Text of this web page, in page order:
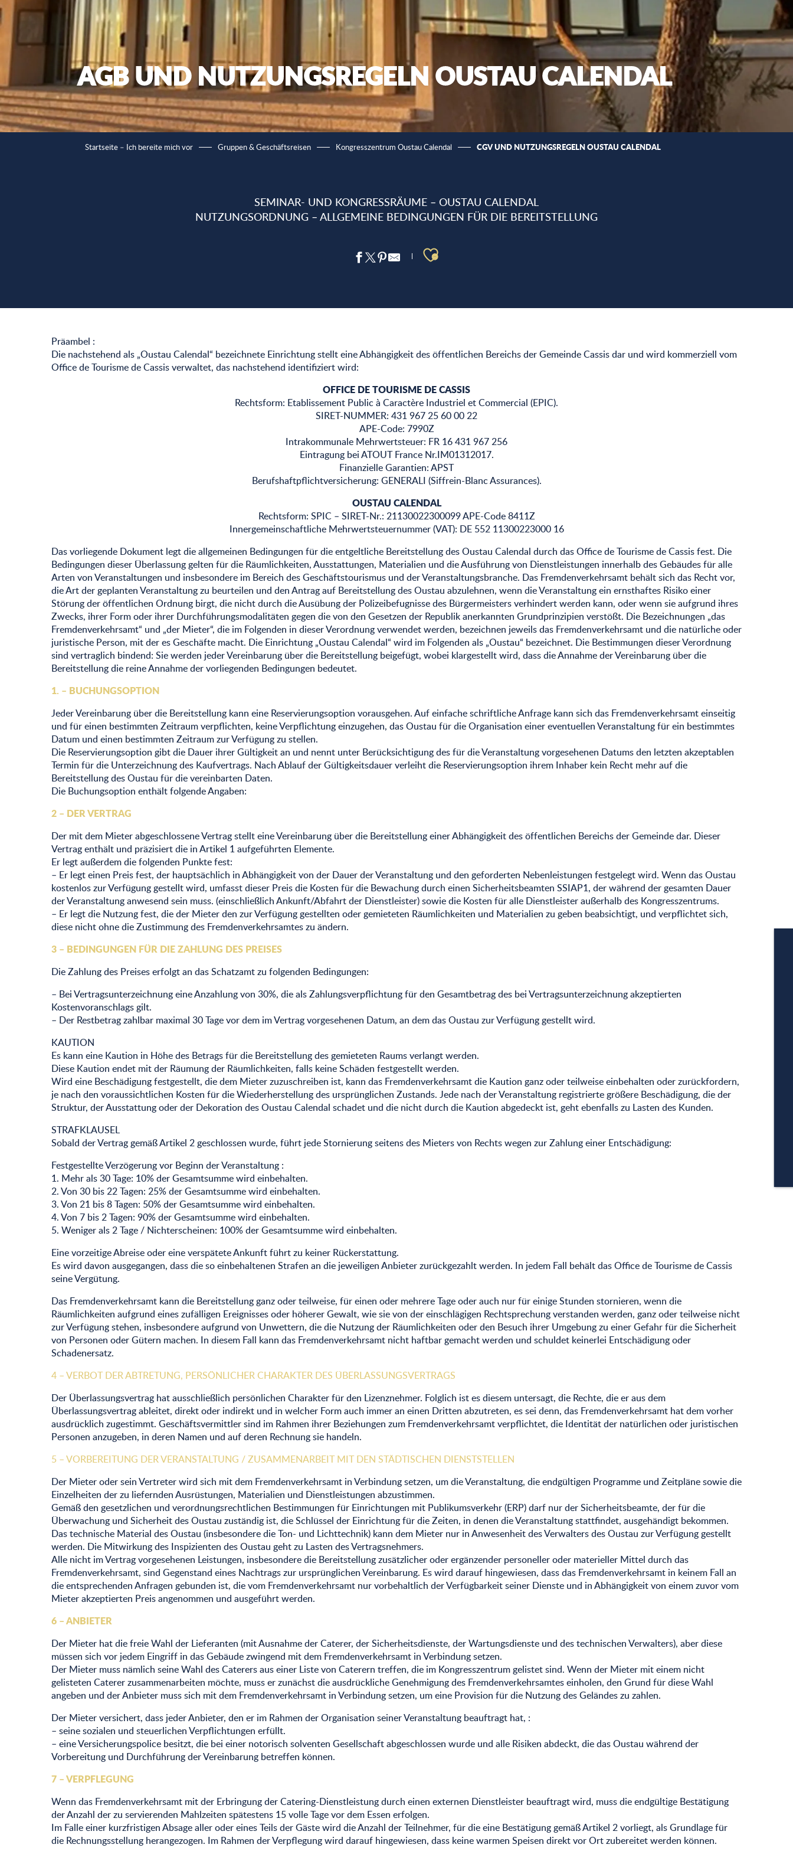
AGB UND NUTZUNGSREGELN OUSTAU CALENDAL
Startseite – Ich bereite mich vor Gruppen & Geschäftsreisen Kongresszentrum Oustau Calendal CGV UND NUTZUNGSREGELN OUSTAU CALENDAL
SEMINAR- UND KONGRESSRÄUME – OUSTAU CALENDAL
NUTZUNGSORDNUNG – ALLGEMEINE BEDINGUNGEN FÜR DIE BEREITSTELLUNG
Ajouter aux favoris
Präambel :
Die nachstehend als „Oustau Calendal“ bezeichnete Einrichtung stellt eine Abhängigkeit des öffentlichen Bereichs der Gemeinde Cassis dar und wird kommerziell vom
Office de Tourisme de Cassis verwaltet, das nachstehend identifiziert wird:
OFFICE DE TOURISME DE CASSIS
Rechtsform: Etablissement Public à Caractère Industriel et Commercial (EPIC).
SIRET-NUMMER: 431 967 25 60 00 22
APE-Code: 7990Z
Intrakommunale Mehrwertsteuer: FR 16 431 967 256
Eintragung bei ATOUT France Nr.IM01312017.
Finanzielle Garantien: APST
Berufshaftpflichtversicherung: GENERALI (Siffrein-Blanc Assurances).
OUSTAU CALENDAL
Rechtsform: SPIC – SIRET-Nr.: 21130022300099 APE-Code 8411Z
Innergemeinschaftliche Mehrwertsteuernummer (VAT): DE 552 11300223000 16
Das vorliegende Dokument legt die allgemeinen Bedingungen für die entgeltliche Bereitstellung des Oustau Calendal durch das Office de Tourisme de Cassis fest. Die
Bedingungen dieser Überlassung gelten für die Räumlichkeiten, Ausstattungen, Materialien und die Ausführung von Dienstleistungen innerhalb des Gebäudes für alle
Arten von Veranstaltungen und insbesondere im Bereich des Geschäftstourismus und der Veranstaltungsbranche. Das Fremdenverkehrsamt behält sich das Recht vor,
die Art der geplanten Veranstaltung zu beurteilen und den Antrag auf Bereitstellung des Oustau abzulehnen, wenn die Veranstaltung ein ernsthaftes Risiko einer
Störung der öffentlichen Ordnung birgt, die nicht durch die Ausübung der Polizeibefugnisse des Bürgermeisters verhindert werden kann, oder wenn sie aufgrund ihres
Zwecks, ihrer Form oder ihrer Durchführungsmodalitäten gegen die von den Gesetzen der Republik anerkannten Grundprinzipien verstößt. Die Bezeichnungen „das
Fremdenverkehrsamt“ und „der Mieter“, die im Folgenden in dieser Verordnung verwendet werden, bezeichnen jeweils das Fremdenverkehrsamt und die natürliche oder
juristische Person, mit der es Geschäfte macht. Die Einrichtung „Oustau Calendal“ wird im Folgenden als „Oustau“ bezeichnet. Die Bestimmungen dieser Verordnung
sind vertraglich bindend: Sie werden jeder Vereinbarung über die Bereitstellung beigefügt, wobei klargestellt wird, dass die Annahme der Vereinbarung über die
Bereitstellung die reine Annahme der vorliegenden Bedingungen bedeutet.
1. – BUCHUNGSOPTION
Jeder Vereinbarung über die Bereitstellung kann eine Reservierungsoption vorausgehen. Auf einfache schriftliche Anfrage kann sich das Fremdenverkehrsamt einseitig
und für einen bestimmten Zeitraum verpflichten, keine Verpflichtung einzugehen, das Oustau für die Organisation einer eventuellen Veranstaltung für ein bestimmtes
Datum und einen bestimmten Zeitraum zur Verfügung zu stellen.
Die Reservierungsoption gibt die Dauer ihrer Gültigkeit an und nennt unter Berücksichtigung des für die Veranstaltung vorgesehenen Datums den letzten akzeptablen
Termin für die Unterzeichnung des Kaufvertrags. Nach Ablauf der Gültigkeitsdauer verleiht die Reservierungsoption ihrem Inhaber kein Recht mehr auf die
Bereitstellung des Oustau für die vereinbarten Daten.
Die Buchungsoption enthält folgende Angaben:
2 – DER VERTRAG
Der mit dem Mieter abgeschlossene Vertrag stellt eine Vereinbarung über die Bereitstellung einer Abhängigkeit des öffentlichen Bereichs der Gemeinde dar. Dieser
Vertrag enthält und präzisiert die in Artikel 1 aufgeführten Elemente.
Er legt außerdem die folgenden Punkte fest:
– Er legt einen Preis fest, der hauptsächlich in Abhängigkeit von der Dauer der Veranstaltung und den geforderten Nebenleistungen festgelegt wird. Wenn das Oustau
kostenlos zur Verfügung gestellt wird, umfasst dieser Preis die Kosten für die Bewachung durch einen Sicherheitsbeamten SSIAP1, der während der gesamten Dauer
der Veranstaltung anwesend sein muss. (einschließlich Ankunft/Abfahrt der Dienstleister) sowie die Kosten für alle Dienstleister außerhalb des Kongresszentrums.
– Er legt die Nutzung fest, die der Mieter den zur Verfügung gestellten oder gemieteten Räumlichkeiten und Materialien zu geben beabsichtigt, und verpflichtet sich,
diese nicht ohne die Zustimmung des Fremdenverkehrsamtes zu ändern.
3 – BEDINGUNGEN FÜR DIE ZAHLUNG DES PREISES
Die Zahlung des Preises erfolgt an das Schatzamt zu folgenden Bedingungen:
– Bei Vertragsunterzeichnung eine Anzahlung von 30%, die als Zahlungsverpflichtung für den Gesamtbetrag des bei Vertragsunterzeichnung akzeptierten
Kostenvoranschlags gilt.
– Der Restbetrag zahlbar maximal 30 Tage vor dem im Vertrag vorgesehenen Datum, an dem das Oustau zur Verfügung gestellt wird.
KAUTION
Es kann eine Kaution in Höhe des Betrags für die Bereitstellung des gemieteten Raums verlangt werden.
Diese Kaution endet mit der Räumung der Räumlichkeiten, falls keine Schäden festgestellt werden.
Wird eine Beschädigung festgestellt, die dem Mieter zuzuschreiben ist, kann das Fremdenverkehrsamt die Kaution ganz oder teilweise einbehalten oder zurückfordern,
je nach den voraussichtlichen Kosten für die Wiederherstellung des ursprünglichen Zustands. Jede nach der Veranstaltung registrierte größere Beschädigung, die der
Struktur, der Ausstattung oder der Dekoration des Oustau Calendal schadet und die nicht durch die Kaution abgedeckt ist, geht ebenfalls zu Lasten des Kunden.
STRAFKLAUSEL
Sobald der Vertrag gemäß Artikel 2 geschlossen wurde, führt jede Stornierung seitens des Mieters von Rechts wegen zur Zahlung einer Entschädigung:
Festgestellte Verzögerung vor Beginn der Veranstaltung :
1. Mehr als 30 Tage: 10% der Gesamtsumme wird einbehalten.
2. Von 30 bis 22 Tagen: 25% der Gesamtsumme wird einbehalten.
3. Von 21 bis 8 Tagen: 50% der Gesamtsumme wird einbehalten.
4. Von 7 bis 2 Tagen: 90% der Gesamtsumme wird einbehalten.
5. Weniger als 2 Tage / Nichterscheinen: 100% der Gesamtsumme wird einbehalten.
Eine vorzeitige Abreise oder eine verspätete Ankunft führt zu keiner Rückerstattung.
Es wird davon ausgegangen, dass die so einbehaltenen Strafen an die jeweiligen Anbieter zurückgezahlt werden. In jedem Fall behält das Office de Tourisme de Cassis
seine Vergütung.
Das Fremdenverkehrsamt kann die Bereitstellung ganz oder teilweise, für einen oder mehrere Tage oder auch nur für einige Stunden stornieren, wenn die
Räumlichkeiten aufgrund eines zufälligen Ereignisses oder höherer Gewalt, wie sie von der einschlägigen Rechtsprechung verstanden werden, ganz oder teilweise nicht
zur Verfügung stehen, insbesondere aufgrund von Unwettern, die die Nutzung der Räumlichkeiten oder den Besuch ihrer Umgebung zu einer Gefahr für die Sicherheit
von Personen oder Gütern machen. In diesem Fall kann das Fremdenverkehrsamt nicht haftbar gemacht werden und schuldet keinerlei Entschädigung oder
Schadenersatz.
4 – VERBOT DER ABTRETUNG, PERSÖNLICHER CHARAKTER DES ÜBERLASSUNGSVERTRAGS
Der Überlassungsvertrag hat ausschließlich persönlichen Charakter für den Lizenznehmer. Folglich ist es diesem untersagt, die Rechte, die er aus dem
Überlassungsvertrag ableitet, direkt oder indirekt und in welcher Form auch immer an einen Dritten abzutreten, es sei denn, das Fremdenverkehrsamt hat dem vorher
ausdrücklich zugestimmt. Geschäftsvermittler sind im Rahmen ihrer Beziehungen zum Fremdenverkehrsamt verpflichtet, die Identität der natürlichen oder juristischen
Personen anzugeben, in deren Namen und auf deren Rechnung sie handeln.
5 – VORBEREITUNG DER VERANSTALTUNG / ZUSAMMENARBEIT MIT DEN STÄDTISCHEN DIENSTSTELLEN
Der Mieter oder sein Vertreter wird sich mit dem Fremdenverkehrsamt in Verbindung setzen, um die Veranstaltung, die endgültigen Programme und Zeitpläne sowie die
Einzelheiten der zu liefernden Ausrüstungen, Materialien und Dienstleistungen abzustimmen.
Gemäß den gesetzlichen und verordnungsrechtlichen Bestimmungen für Einrichtungen mit Publikumsverkehr (ERP) darf nur der Sicherheitsbeamte, der für die
Überwachung und Sicherheit des Oustau zuständig ist, die Schlüssel der Einrichtung für die Zeiten, in denen die Veranstaltung stattfindet, ausgehändigt bekommen.
Das technische Material des Oustau (insbesondere die Ton- und Lichttechnik) kann dem Mieter nur in Anwesenheit des Verwalters des Oustau zur Verfügung gestellt
werden. Die Mitwirkung des Inspizienten des Oustau geht zu Lasten des Vertragsnehmers.
Alle nicht im Vertrag vorgesehenen Leistungen, insbesondere die Bereitstellung zusätzlicher oder ergänzender personeller oder materieller Mittel durch das
Fremdenverkehrsamt, sind Gegenstand eines Nachtrags zur ursprünglichen Vereinbarung. Es wird darauf hingewiesen, dass das Fremdenverkehrsamt in keinem Fall an
die entsprechenden Anfragen gebunden ist, die vom Fremdenverkehrsamt nur vorbehaltlich der Verfügbarkeit seiner Dienste und in Abhängigkeit von einem zuvor vom
Mieter akzeptierten Preis angenommen und ausgeführt werden.
6 – ANBIETER
Der Mieter hat die freie Wahl der Lieferanten (mit Ausnahme der Caterer, der Sicherheitsdienste, der Wartungsdienste und des technischen Verwalters), aber diese
müssen sich vor jedem Eingriff in das Gebäude zwingend mit dem Fremdenverkehrsamt in Verbindung setzen.
Der Mieter muss nämlich seine Wahl des Caterers aus einer Liste von Caterern treffen, die im Kongresszentrum gelistet sind. Wenn der Mieter mit einem nicht
gelisteten Caterer zusammenarbeiten möchte, muss er zunächst die ausdrückliche Genehmigung des Fremdenverkehrsamtes einholen, den Grund für diese Wahl
angeben und der Anbieter muss sich mit dem Fremdenverkehrsamt in Verbindung setzen, um eine Provision für die Nutzung des Geländes zu zahlen.
Der Mieter versichert, dass jeder Anbieter, den er im Rahmen der Organisation seiner Veranstaltung beauftragt hat, :
– seine sozialen und steuerlichen Verpflichtungen erfüllt.
– eine Versicherungspolice besitzt, die bei einer notorisch solventen Gesellschaft abgeschlossen wurde und alle Risiken abdeckt, die das Oustau während der
Vorbereitung und Durchführung der Vereinbarung betreffen können.
7 – VERPFLEGUNG
Wenn das Fremdenverkehrsamt mit der Erbringung der Catering-Dienstleistung durch einen externen Dienstleister beauftragt wird, muss die endgültige Bestätigung
der Anzahl der zu servierenden Mahlzeiten spätestens 15 volle Tage vor dem Essen erfolgen.
Im Falle einer kurzfristigen Absage aller oder eines Teils der Gäste wird die Anzahl der Teilnehmer, für die eine Bestätigung gemäß Artikel 2 vorliegt, als Grundlage für
die Rechnungsstellung herangezogen. Im Rahmen der Verpflegung wird darauf hingewiesen, dass keine warmen Speisen direkt vor Ort zubereitet werden können.